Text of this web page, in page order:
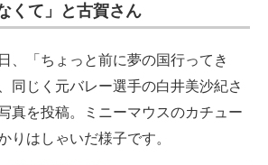
くて」と古賀さん
、「ちょっと前に夢の国行ってき
じく元バレー選手の白井美沙紀さ
真を投稿。ミニーマウスのカチュー
りはしゃいだ様子です。